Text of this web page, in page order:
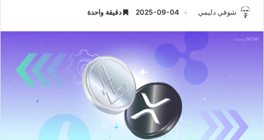
شوقي دليمي 2025-09-04 دقيقة واحدة